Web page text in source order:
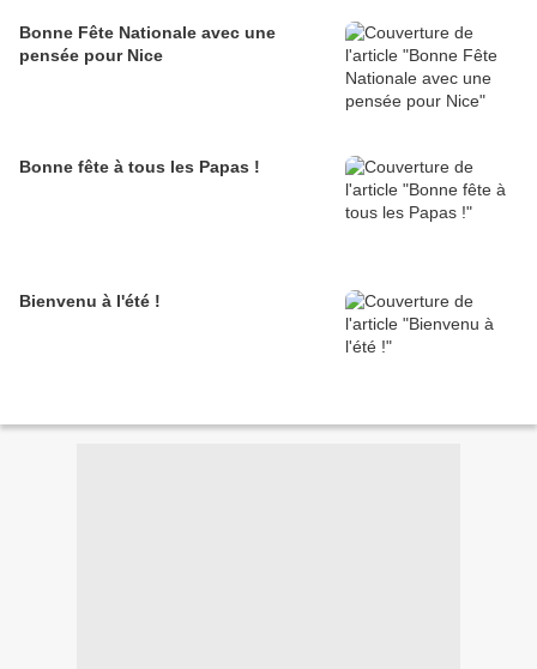
Bonne Fête Nationale avec une
pensée pour Nice
Bonne fête à tous les Papas !
Bienvenu à l'été !